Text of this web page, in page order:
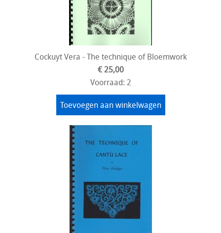
Cockuyt Vera - The technique of Bloemwork
€ 25,00
Voorraad: 2
Toevoegen aan winkelwagen